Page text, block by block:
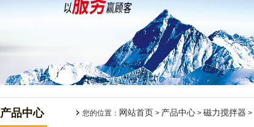
产品中心 您的位置： 网站首页 > 产品中心 > 磁力搅拌器 >